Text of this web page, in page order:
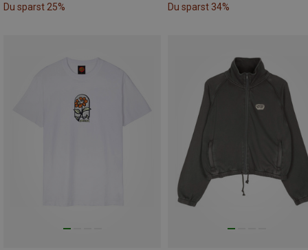
Du sparst 25% Du sparst 34%